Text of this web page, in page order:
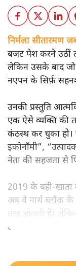
निर्मला सीतारमण
बजट पेश करने उठीं
लेकिन उसके बाद जो
नएपन के सिर्फ़
उनकी प्रस्तुति
एक ऐसे व्यक्ति की
कंठस्थ कर चुका हो।
इकोनॉमी”,
नेता की सहजता से
2019 के
अब वे नार्थ ब्लॉक के
तरह बोलती हैं।
उतनी ही अनुमानित